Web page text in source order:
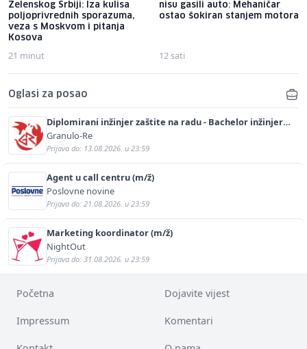
Zelenskog Srbiji: Iza kulisa
poljoprivrednih sporazuma,
veza s Moskvom i pitanja
Kosova
21 minut
nisu gasili auto: Mehaničar
ostao šokiran stanjem motora
12 sati
Oglasi za posao
Diplomirani inžinjer zaštite na radu - Bachelor inžinjer
sigurnosti i pomoći (m/ž)
Granulo-Re
Prijava do: 13.08.2026. u 23:59
Agent u call centru (m/ž)
Poslovne novine
Prijava do: 21.08.2026. u 23:59
Marketing koordinator (m/ž)
NightOut
Prijava do: 31.08.2026. u 23:59
Početna Dojavite vijest
Impressum Komentari